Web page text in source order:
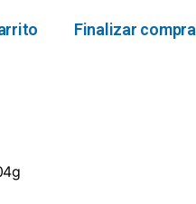
Finalizar compra